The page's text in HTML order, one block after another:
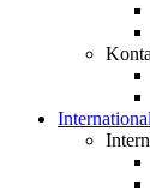
International